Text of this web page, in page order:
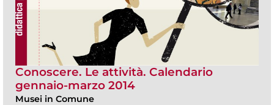
Conoscere. Le attività. Calendario
gennaio-marzo 2014
Musei in Comune